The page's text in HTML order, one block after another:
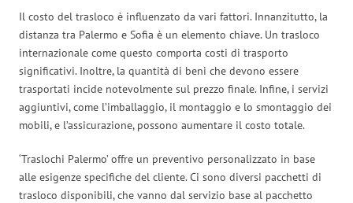
Il costo del trasloco è influenzato da vari fattori. Innanzitutto, la
distanza tra Palermo e Sofia è un elemento chiave. Un trasloco
internazionale come questo comporta costi di trasporto
significativi. Inoltre, la quantità di beni che devono essere
trasportati incide notevolmente sul prezzo finale. Infine, i servizi
aggiuntivi, come l’imballaggio, il montaggio e lo smontaggio dei
mobili, e l’assicurazione, possono aumentare il costo totale.
‘Traslochi Palermo’ offre un preventivo personalizzato in base
alle esigenze specifiche del cliente. Ci sono diversi pacchetti di
trasloco disponibili, che vanno dal servizio base al pacchetto